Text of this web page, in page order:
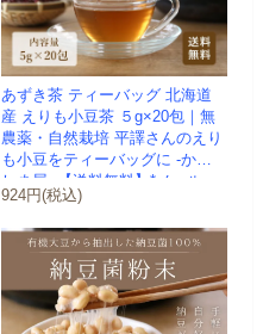
あずき茶 ティーバッグ 北海道
産 えりも小豆茶 ５g×20包｜無
農薬・自然栽培 平譯さんのえり
も小豆をティーバッグに -かわ
しま屋- 【送料無料】*メール...
924円(税込)